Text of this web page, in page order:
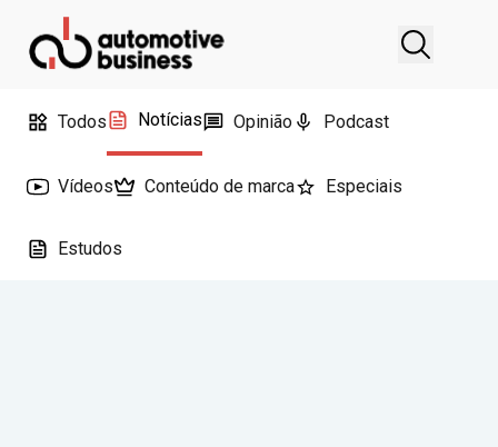
Todos Notícias Opinião Podcast
Vídeos Conteúdo de marca Especiais
Estudos